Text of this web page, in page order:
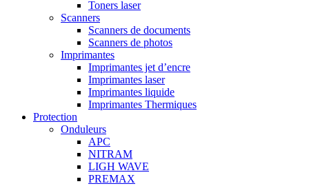
Toners laser
Scanners
Scanners de documents
Scanners de photos
Imprimantes
Imprimantes jet d’encre
Imprimantes laser
Imprimantes liquide
Imprimantes Thermiques
Protection
Onduleurs
APC
NITRAM
LIGH WAVE
PREMAX